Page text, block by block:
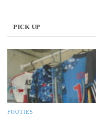
PICK UP
FOOTIES